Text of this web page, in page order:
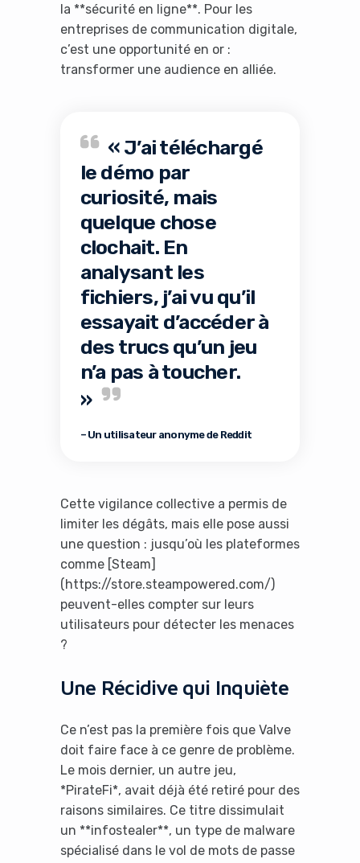
la **sécurité en ligne**. Pour les
entreprises de communication digitale,
c’est une opportunité en or :
transformer une audience en alliée.
« J’ai téléchargé
le démo par
curiosité, mais
quelque chose
clochait. En
analysant les
fichiers, j’ai vu qu’il
essayait d’accéder à
des trucs qu’un jeu
n’a pas à toucher.
»
– Un utilisateur anonyme de Reddit
Cette vigilance collective a permis de
limiter les dégâts, mais elle pose aussi
une question : jusqu’où les plateformes
comme [Steam]
(https://store.steampowered.com/)
peuvent-elles compter sur leurs
utilisateurs pour détecter les menaces
?
Une Récidive qui Inquiète
Ce n’est pas la première fois que Valve
doit faire face à ce genre de problème.
Le mois dernier, un autre jeu,
*PirateFi*, avait déjà été retiré pour des
raisons similaires. Ce titre dissimulait
un **infostealer**, un type de malware
spécialisé dans le vol de mots de passe